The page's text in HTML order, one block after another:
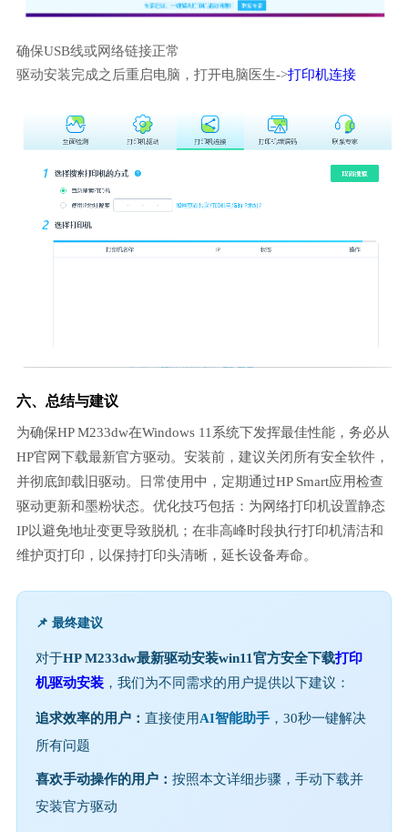
确保USB线或网络链接正常
驱动安装完成之后重启电脑，打开电脑医生->打印机连接
六、总结与建议
为确保HP M233dw在Windows 11系统下发挥最佳性能，务必从
HP官网下载最新官方驱动。安装前，建议关闭所有安全软件，
并彻底卸载旧驱动。日常使用中，定期通过HP Smart应用检查
驱动更新和墨粉状态。优化技巧包括：为网络打印机设置静态
IP以避免地址变更导致脱机；在非高峰时段执行打印机清洁和
维护页打印，以保持打印头清晰，延长设备寿命。
📌 最终建议
对于HP M233dw最新驱动安装win11官方安全下载打印
机驱动安装，我们为不同需求的用户提供以下建议：
追求效率的用户： 直接使用AI智能助手，30秒一键解决
所有问题
喜欢手动操作的用户： 按照本文详细步骤，手动下载并
安装官方驱动